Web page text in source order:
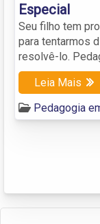
Especial
Seu filho tem
para tentarmos
resolvê-lo.
Leia Mais
Pedagogia